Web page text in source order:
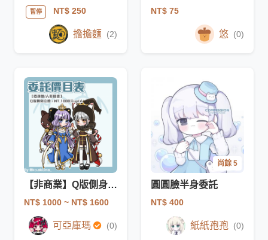
暫停 NT$ 250
擔擔麵 (2)
NT$ 75
悠 (0)
【非商業】Q版側身立繪
NT$ 1000 ~ NT$ 1600
可亞庫瑪 (0)
尚餘 5
圓圓臉半身委託
NT$ 400
紙紙孢孢 (0)